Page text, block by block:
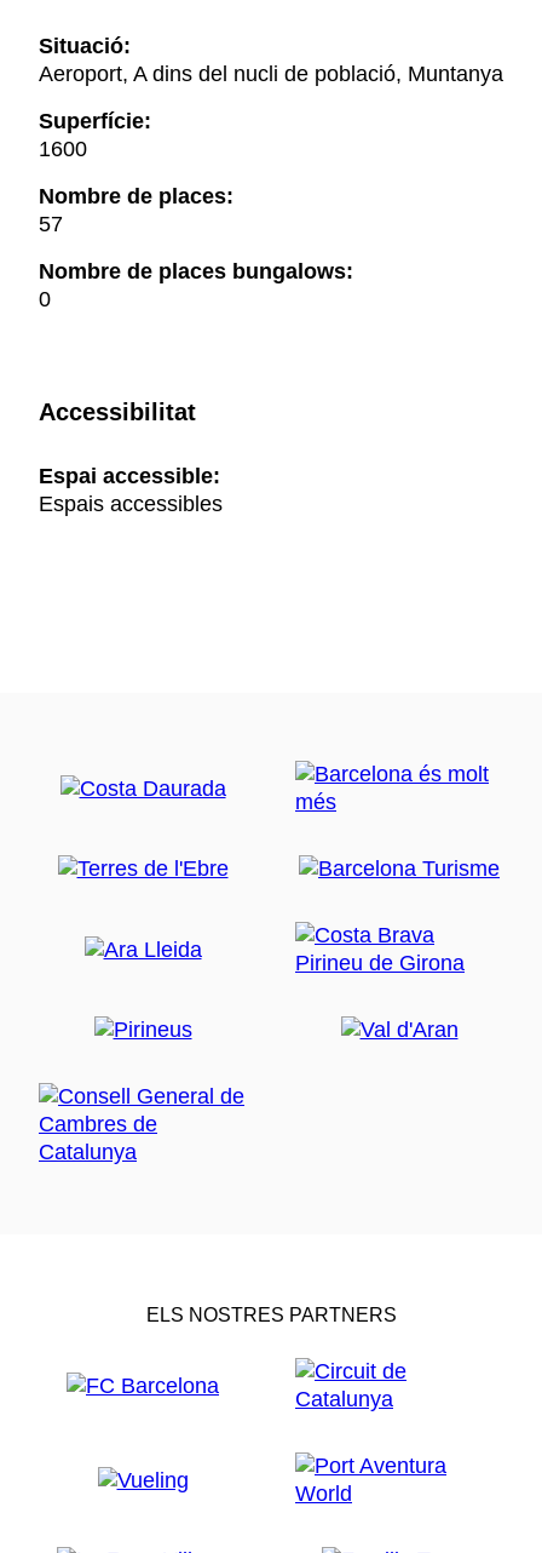
Situació:
Aeroport, A dins del nucli de població, Muntanya
Superfície:
1600
Nombre de places:
57
Nombre de places bungalows:
0
Accessibilitat
Espai accessible:
Espais accessibles
ELS NOSTRES PARTNERS